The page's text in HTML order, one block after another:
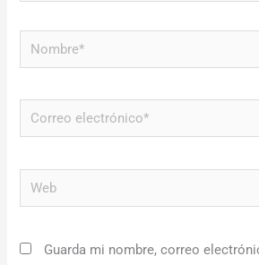
Nombre*
Correo
electrónico*
Web
Guarda mi nombre, correo